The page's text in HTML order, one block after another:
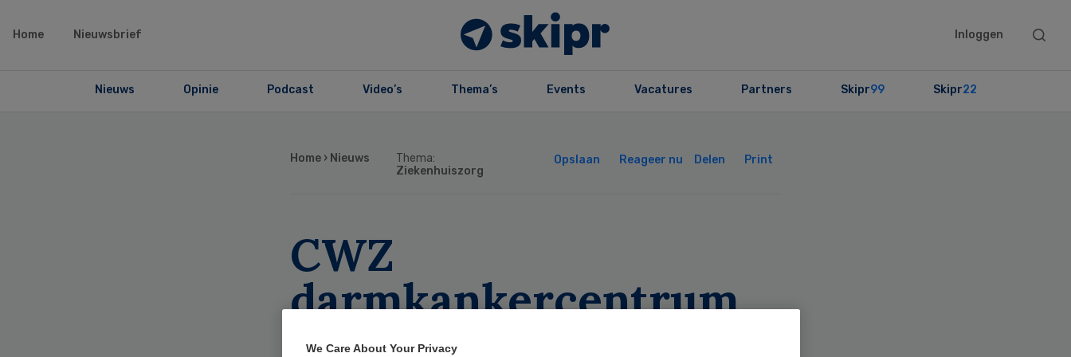
Home Nieuwsbrief Inloggen
Search
Nieuws Opinie Podcast Video’s Thema’s Events Vacatures Partners Skipr99 Skipr22
Home › Nieuws
Thema:
Ziekenhuiszorg
Opslaan Reageer nu Delen Print
CWZ
darmkankercentrum
erkend als topklinisch
We Care About Your Privacy